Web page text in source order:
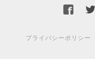
プライバシーポリシー